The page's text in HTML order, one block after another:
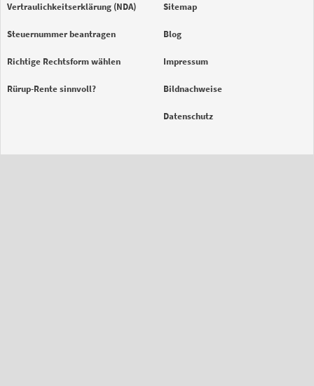
Vertraulichkeitserklärung (NDA)
Steuernummer beantragen
Richtige Rechtsform wählen
Rürup-Rente sinnvoll?
Sitemap
Blog
Impressum
Bildnachweise
Datenschutz